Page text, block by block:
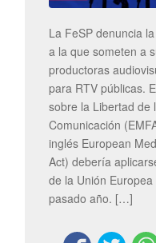
La FeSP denuncia
a la que someten a
productoras
para RTV públicas.
sobre la Libertad de
Comunicación
inglés European
Act) debería
de la Unión
pasado año. […]